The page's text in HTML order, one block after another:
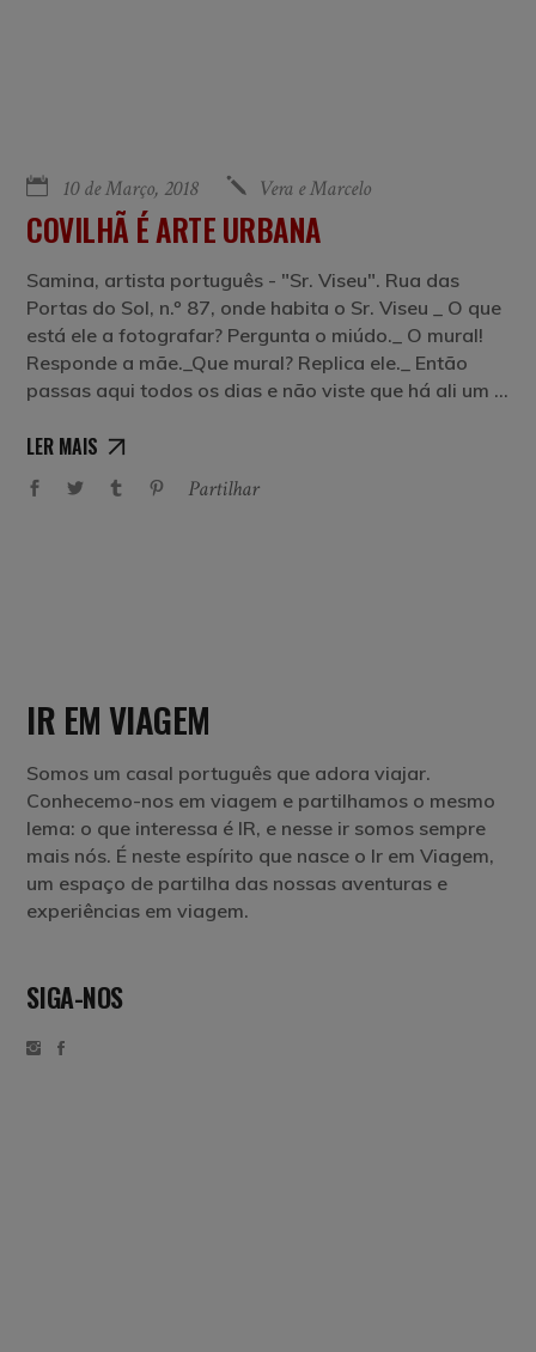
10 de Março, 2018 Vera e Marcelo
COVILHÃ É ARTE URBANA
Samina, artista português - "Sr. Viseu". Rua das
Portas do Sol, n.º 87, onde habita o Sr. Viseu _ O que
está ele a fotografar? Pergunta o miúdo._ O mural!
Responde a mãe._Que mural? Replica ele._ Então
passas aqui todos os dias e não viste que há ali um
LER MAIS
Partilhar
IR EM VIAGEM
Somos um casal português que adora viajar.
Conhecemo-nos em viagem e partilhamos o mesmo
lema: o que interessa é IR, e nesse ir somos sempre
mais nós. É neste espírito que nasce o Ir em Viagem,
um espaço de partilha das nossas aventuras e
experiências em viagem.
SIGA-NOS